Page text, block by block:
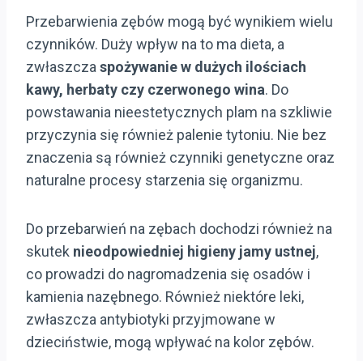
Przebarwienia zębów mogą być wynikiem wielu
czynników. Duży wpływ na to ma dieta, a
zwłaszcza spożywanie w dużych ilościach
kawy, herbaty czy czerwonego wina. Do
powstawania nieestetycznych plam na szkliwie
przyczynia się również palenie tytoniu. Nie bez
znaczenia są również czynniki genetyczne oraz
naturalne procesy starzenia się organizmu.
Do przebarwień na zębach dochodzi również na
skutek nieodpowiedniej higieny jamy ustnej,
co prowadzi do nagromadzenia się osadów i
kamienia nazębnego. Również niektóre leki,
zwłaszcza antybiotyki przyjmowane w
dzieciństwie, mogą wpływać na kolor zębów.